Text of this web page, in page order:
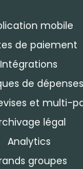
mobile
de paiement
Intégrations
de dépenses
et multi-
légal
Analytics
groupes